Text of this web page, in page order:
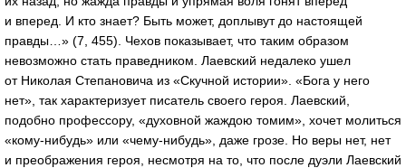
и вперед. И кто знает? Быть может, доплывут до настоящей
правды…» (7, 455). Чехов показывает, что таким образом
невозможно стать праведником. Лаевский недалеко ушел
от Николая Степановича из «Скучной истории». «Бога у него
нет», так характеризует писатель своего героя. Лаевский,
подобно профессору, «духовной жаждою томим», хочет молиться
«кому-нибудь» или «чему-нибудь», даже грозе. Но веры нет, нет
и преображения героя, несмотря на то, что после дуэли Лаевский